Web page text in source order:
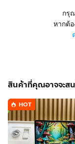
กรุ
หากต้
สินค้าที่คุณอาจจะส
HOT